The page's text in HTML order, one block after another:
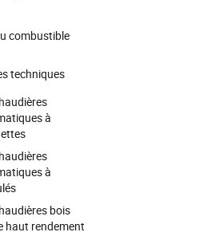
combustible
techniques
à
à
bois
haut rendement